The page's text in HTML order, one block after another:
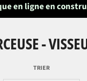
en ligne en
-
TRIER